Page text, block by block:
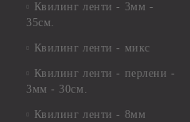
Квилинг ленти - 3мм -
35см.
Квилинг ленти - микс
Квилинг ленти - перлени -
3мм - 30см.
Квилинг ленти - 8мм